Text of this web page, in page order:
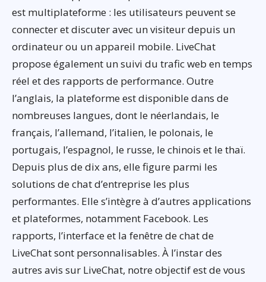
est multiplateforme : les utilisateurs peuvent se
connecter et discuter avec un visiteur depuis un
ordinateur ou un appareil mobile. LiveChat
propose également un suivi du trafic web en temps
réel et des rapports de performance. Outre
l’anglais, la plateforme est disponible dans de
nombreuses langues, dont le néerlandais, le
français, l’allemand, l’italien, le polonais, le
portugais, l’espagnol, le russe, le chinois et le thaï.
Depuis plus de dix ans, elle figure parmi les
solutions de chat d’entreprise les plus
performantes. Elle s’intègre à d’autres applications
et plateformes, notamment Facebook. Les
rapports, l’interface et la fenêtre de chat de
LiveChat sont personnalisables. À l’instar des
autres avis sur LiveChat, notre objectif est de vous